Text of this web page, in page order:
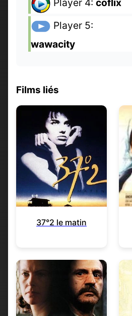
Player 4: coflix
Player 5:
wawacity
Films liés
37°2 le matin